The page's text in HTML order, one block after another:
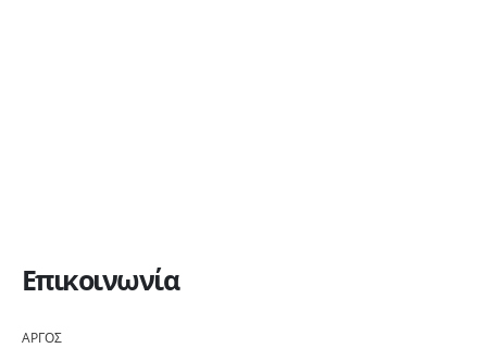
Επικοινωνία
ΑΡΓΟΣ